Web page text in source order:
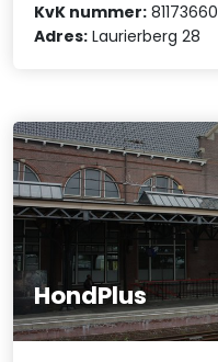
KvK nummer: 81173660
Adres: Laurierberg 28
HondPlus